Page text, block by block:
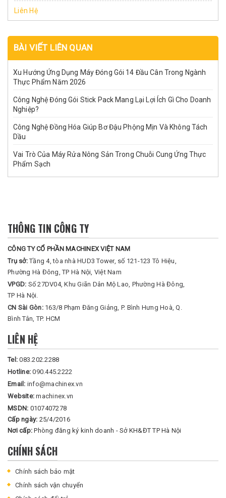
Liên Hệ
BÀI VIẾT LIÊN QUAN
Xu Hướng Ứng Dụng Máy Đóng Gói 14 Đầu Cân Trong Ngành
Thực Phẩm Năm 2026
Công Nghệ Đóng Gói Stick Pack Mang Lại Lợi Ích Gì Cho Doanh
Nghiệp?
Công Nghệ Đồng Hóa Giúp Bơ Đậu Phộng Mịn Và Không Tách
Dầu
Vai Trò Của Máy Rửa Nông Sản Trong Chuỗi Cung Ứng Thực
Phẩm Sạch
THÔNG TIN CÔNG TY
CÔNG TY CỔ PHẦN MACHINEX VIỆT NAM
Trụ sở:Tầng 4, tòa nhà HUD3 Tower, số 121-123 Tô Hiệu,
Phường Hà Đông, TP Hà Nội, Việt Nam
VPGD: Số 27DV04, Khu Giãn Dân Mộ Lao, Phường Hà Đông,
TP Hà Nội.
CN Sài Gòn: 163/8 Phạm Đăng Giảng, P. Bình Hưng Hoà, Q.
Bình Tân, TP. HCM
LIÊN HỆ
Tel:083.202.2288
Hotline:090.445.2222
Email: info@machinex.vn
Website:machinex.vn
MSDN: 0107407278
Cấp ngày: 25/4/2016
Nơi cấp:Phòng đăng ký kinh doanh - Sở KH&ĐT TP Hà Nội
CHÍNH SÁCH
Chính sách bảo mật
Chính sách vận chuyển